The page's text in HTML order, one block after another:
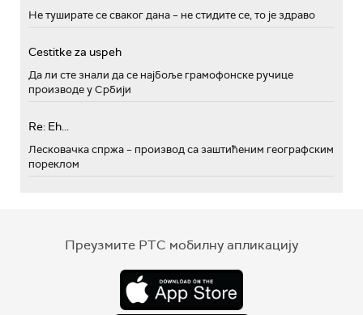
Не туширате се сваког дана – не стидите се, то је здраво
Cestitke za uspeh
Да ли сте знали да се најбоље грамофонске ручице
производе у Србији
Re: Eh...
Лесковачка спржа – производ са заштићеним географским
пореклом
Преузмите РТС мобилну апликацију